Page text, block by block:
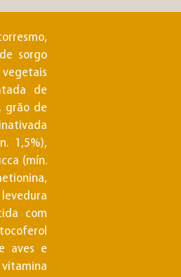
sorgo
de
grão de
1,5%),
(mín.
com
aves e